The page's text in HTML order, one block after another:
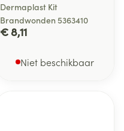
Dermaplast Kit
Brandwonden 5363410
€ 8,11
Niet beschikbaar